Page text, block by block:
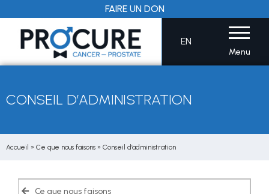
au
contenu
FAIRE UN DON
EN
Menu
CONSEIL D’ADMINISTRATION
Accueil » Ce que nous faisons » Conseil d’administration
Ce que nous faisons